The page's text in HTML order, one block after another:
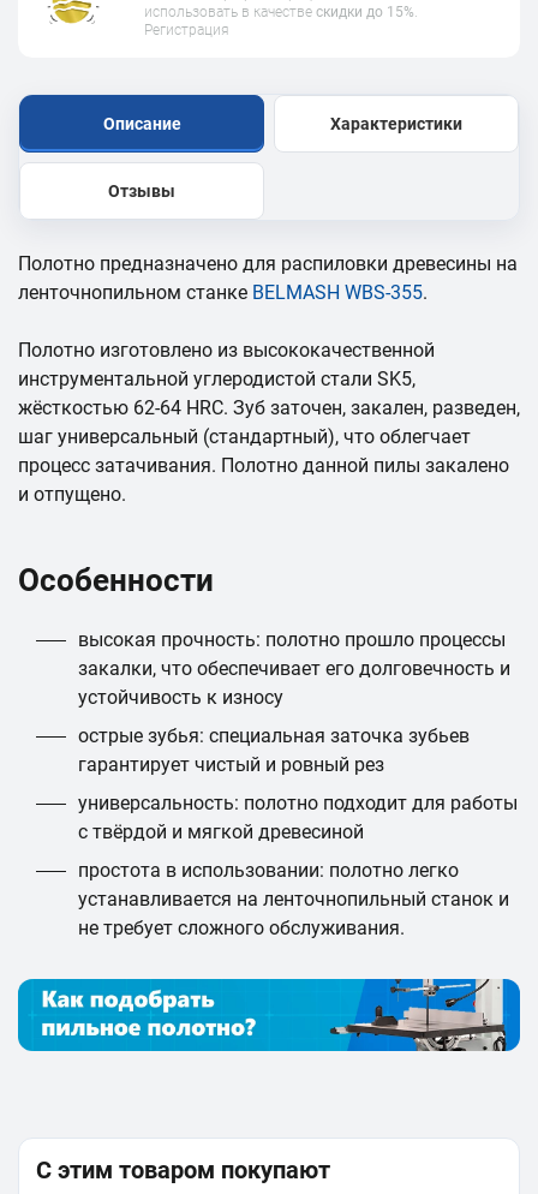
использовать в качестве скидки до 15%.
Регистрация
Описание Характеристики
Отзывы
Полотно предназначено для распиловки древесины на
ленточнопильном станке BELMASH WBS-355.
Полотно изготовлено из высококачественной
инструментальной углеродистой стали SK5,
жёсткостью 62-64 HRC. Зуб заточен, закален, разведен,
шаг универсальный (стандартный), что облегчает
процесс затачивания. Полотно данной пилы закалено
и отпущено.
Особенности
высокая прочность: полотно прошло процессы
закалки, что обеспечивает его долговечность и
устойчивость к износу
острые зубья: специальная заточка зубьев
гарантирует чистый и ровный рез
универсальность: полотно подходит для работы
с твёрдой и мягкой древесиной
простота в использовании: полотно легко
устанавливается на ленточнопильный станок и
не требует сложного обслуживания.
С этим товаром покупают